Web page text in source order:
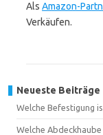
Als Amazon-
Verkäufen.
Neueste Beiträge
Welche Befestigung
Welche